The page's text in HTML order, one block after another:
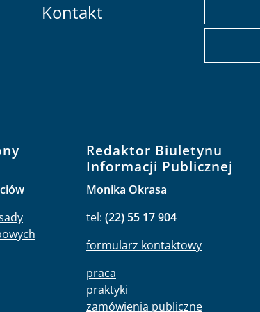
Kontakt
Redaktor Biuletynu
Informacji Publicznej
Monika Okrasa
tel: (22) 55 17 904
formularz kontaktowy
praca
praktyki
zamówienia publiczne